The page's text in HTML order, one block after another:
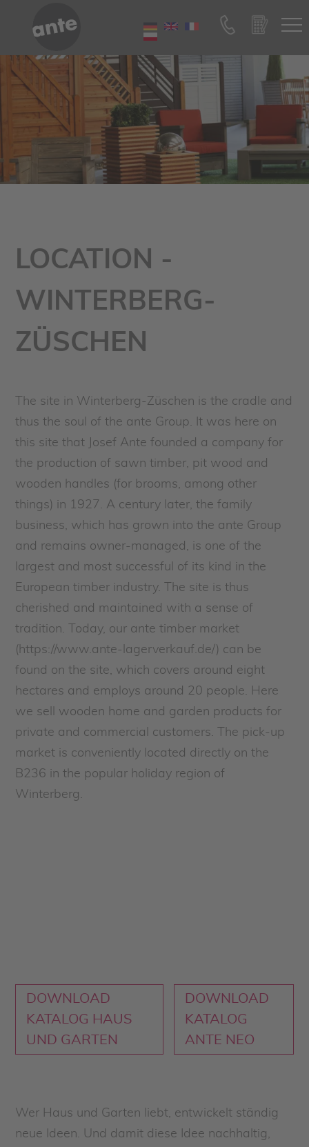
LOCATION -
WINTERBERG-
ZÜSCHEN
The site in Winterberg-Züschen is the cradle and
thus the soul of the ante Group. It was here on
this site that Josef Ante founded a company for
the production of sawn timber, pit wood and
wooden handles (for brooms, among other
things) in 1927. A century later, the family
business, which has grown into the ante Group
and remains owner-managed, is one of the
largest and most successful of its kind in the
European timber industry. The site is thus
cherished and maintained with a sense of
tradition. Today, our ante timber market
(https://www.ante-lagerverkauf.de/) can be
found on the site, which covers around eight
hectares and employs around 20 people. Here
we sell wooden home and garden products for
private and commercial customers. The pick-up
market is conveniently located directly on the
B236 in the popular holiday region of
Winterberg.
DOWNLOAD
KATALOG HAUS
UND GARTEN
DOWNLOAD
KATALOG
ANTE NEO
Wer Haus und Garten liebt, entwickelt ständig
neue Ideen. Und damit diese Idee nachhaltig,